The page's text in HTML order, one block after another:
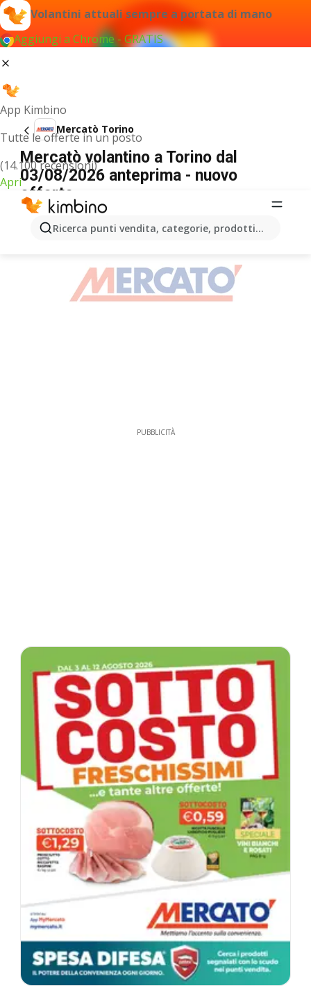
Volantini attuali sempre a portata di mano
Aggiungi a Chrome - GRATIS
App Kimbino
Tutte le offerte in un posto
(14.100 recensioni)
Apri
Ricerca punti vendita, categorie, prodotti...
Mercatò Torino
Mercatò volantino a Torino dal
03/08/2026 anteprima - nuovo
offerte
PUBBLICITÀ